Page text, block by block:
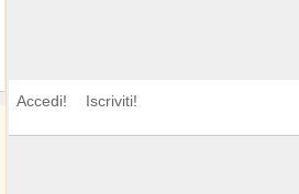
Accedi! Iscriviti!